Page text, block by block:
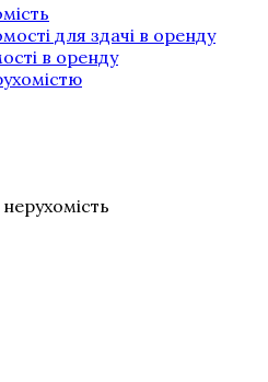
для здачі в оренду
в оренду